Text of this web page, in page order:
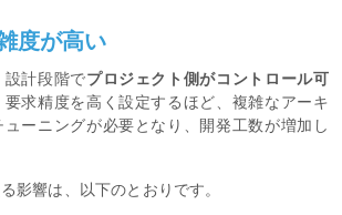
度が高い
設計段階でプロジェクト側がコントロール可
要求精度を高く設定するほど、複雑なアーキ
ーニングが必要となり、開発工数が増加し
影響は、以下のとおりです。